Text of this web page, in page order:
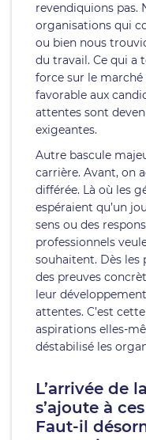
revendiquions pas.
organisations qui
ou bien nous
du travail. Ce qui a
force sur le
favorable aux
attentes sont
exigeantes.
Autre bascule
carrière. Avant, on
différée. Là où les
espéraient qu’un
sens ou des
professionnels
souhaitent. Dès les
des preuves
leur
attentes. C’est
aspirations elles-
déstabilisé les
L’arrivée de
s’ajoute à
Faut-il